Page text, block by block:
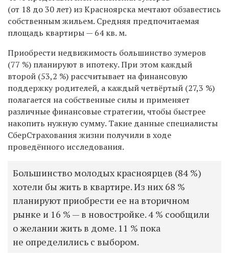
(от 18 до 30 лет) из Красноярска мечтают обзавестись
собственным жильем. Средняя предпочитаемая
площадь квартиры — 64 кв. м.
Приобрести недвижимость большинство зумеров
(77 %) планируют в ипотеку.При этом каждый
второй (53,2 %) рассчитывает на финансовую
поддержку родителей, а каждый четвёртый (27,3 %)
полагается на собственные силы и применяет
различные финансовые стратегии, чтобы быстрее
накопить нужную сумму. Такие данные специалисты
СберСтрахования жизни получили в ходе
проведённого исследования.
Большинство молодых красноярцев (84 %)
хотели бы жить в квартире. Из них 68 %
планируют приобрести ее на вторичном
рынке и 16 % — в новостройке. 4 % сообщили
о желании жить в доме. 11 % пока
не определились с выбором.